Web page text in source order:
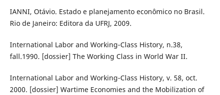
IANNI, Otávio. Estado e planejamento econômico no Brasil.
Rio de Janeiro: Editora da UFRJ, 2009.
International Labor and Working-Class History, n.38,
fall.1990. [dossier] The Working Class in World War II.
International Labor and Working-Class History, v. 58, oct.
2000. [dossier] Wartime Economies and the Mobilization of